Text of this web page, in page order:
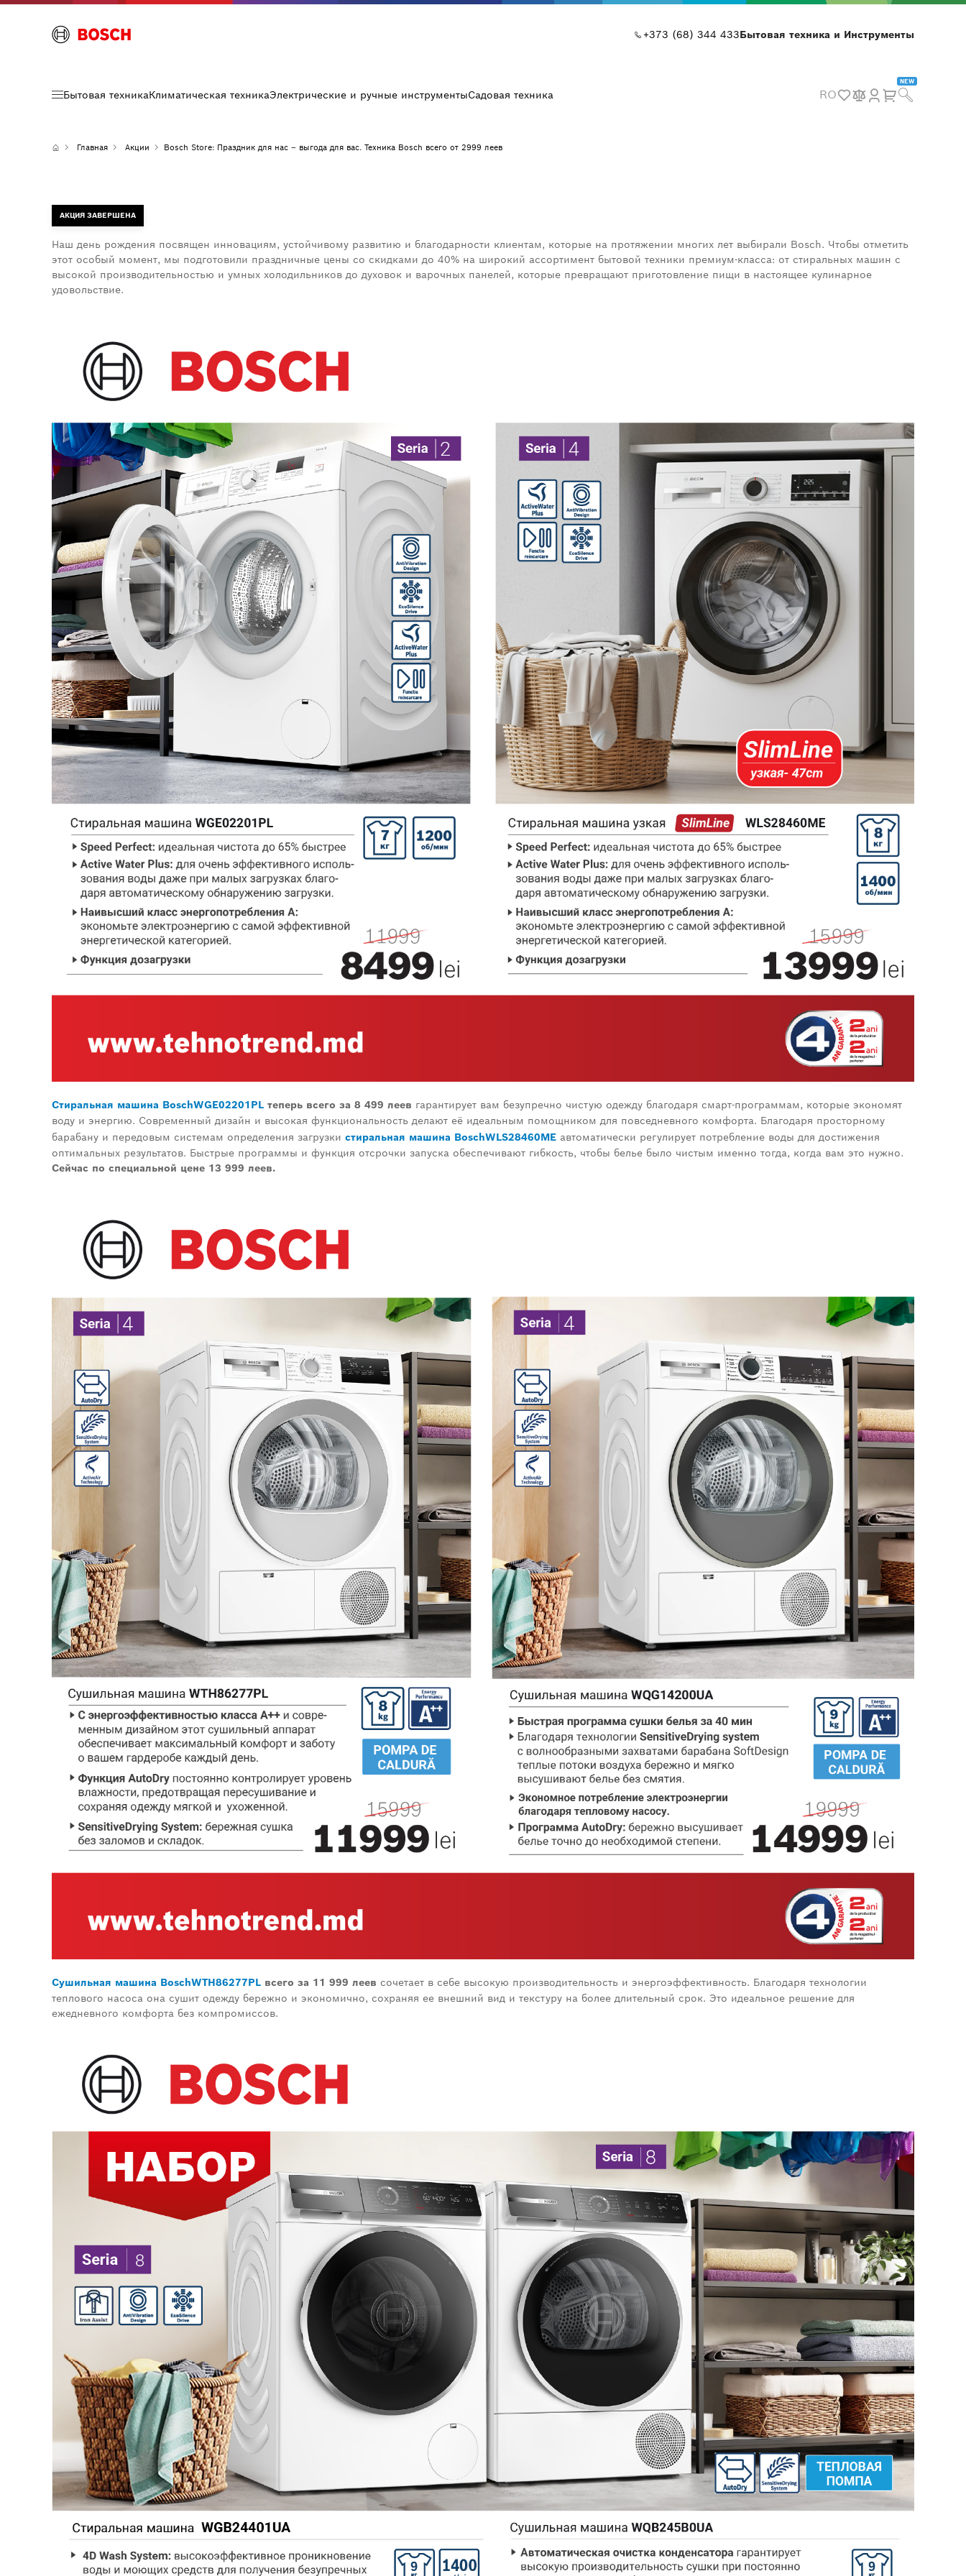
+373 (68) 344 433Бытовая техника и Инструменты
Бытовая техникаКлиматическая техникаЭлектрические и ручные инструментыСадовая техника RO
NEW
Главная Акции Bosch Store: Праздник для нас – выгода для вас. Техника Bosch всего от 2999 леев
АКЦИЯ ЗАВЕРШЕНА
Наш день рождения посвящен инновациям, устойчивому развитию и благодарности клиентам, которые на протяжении многих лет выбирали Bosch. Чтобы отметить
этот особый момент, мы подготовили праздничные цены со скидками до 40% на широкий ассортимент бытовой техники премиум-класса: от стиральных машин с
высокой производительностью и умных холодильников до духовок и варочных панелей, которые превращают приготовление пищи в настоящее кулинарное
удовольствие.
Стиральная машина BoschWGE02201PL теперь всего за 8 499 леев гарантирует вам безупречно чистую одежду благодаря смарт-программам, которые экономят
воду и энергию. Современный дизайн и высокая функциональность делают её идеальным помощником для повседневного комфорта. Благодаря просторному
барабану и передовым системам определения загрузки стиральная машина BoschWLS28460ME автоматически регулирует потребление воды для достижения
оптимальных результатов. Быстрые программы и функция отсрочки запуска обеспечивают гибкость, чтобы белье было чистым именно тогда, когда вам это нужно.
Сейчас по специальной цене 13 999 леев.
Сушильная машина BoschWTH86277PL всего за 11 999 леев сочетает в себе высокую производительность и энергоэффективность. Благодаря технологии
теплового насоса она сушит одежду бережно и экономично, сохраняя ее внешний вид и текстуру на более длительный срок. Это идеальное решение для
ежедневного комфорта без компромиссов.